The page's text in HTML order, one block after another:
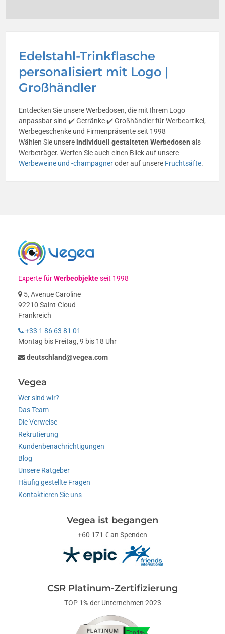
Edelstahl-Trinkflasche
personalisiert mit Logo |
Großhändler
Entdecken Sie unsere Werbedosen, die mit Ihrem Logo
anpassbar sind ✔️ Getränke ✔️ Großhändler für Werbeartikel,
Werbegeschenke und Firmenpräsente seit 1998
Wählen Sie unsere individuell gestalteten Werbedosen als
Werbeträger. Werfen Sie auch einen Blick auf unsere
Werbeweine und -champagneroder auf unsere Fruchtsäfte.
Experte fürWerbeobjekteseit 1998
5, Avenue Caroline
92210 Saint-Cloud
Frankreich
+33 1 86 63 81 01
Montag bis Freitag, 9 bis 18 Uhr
deutschland@vegea.com
Vegea
Wer sind wir?
Das Team
Die Verweise
Rekrutierung
Kundenbenachrichtigungen
Blog
Unsere Ratgeber
Häufig gestellte Fragen
Kontaktieren Sie uns
Vegea ist begangen
+60 171 € an Spenden
CSR Platinum-Zertifizierung
TOP 1% der Unternehmen 2023